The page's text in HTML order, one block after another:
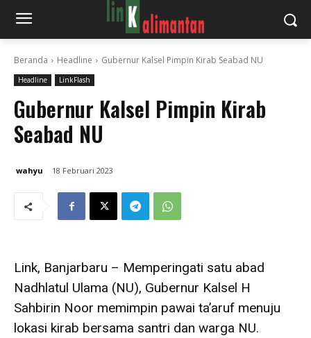
Beranda Headline Gubernur Kalsel Pimpin Kirab Seabad NU
Headline LinkFlash
Gubernur Kalsel Pimpin Kirab
Seabad NU
wahyu 18 Februari 2023
Link, Banjarbaru – Memperingati satu abad
Nadhlatul Ulama (NU), Gubernur Kalsel H
Sahbirin Noor memimpin pawai ta’aruf menuju
lokasi kirab bersama santri dan warga NU.